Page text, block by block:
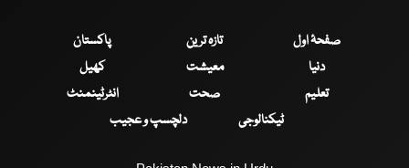
صفحۂ اول تازہ ترین
پاکستان
دنیا
معیشت
کھیل
تعلیم
صحت
انٹرٹینمنٹ
ٹیکنالوجی
دلچسپ و عجیب